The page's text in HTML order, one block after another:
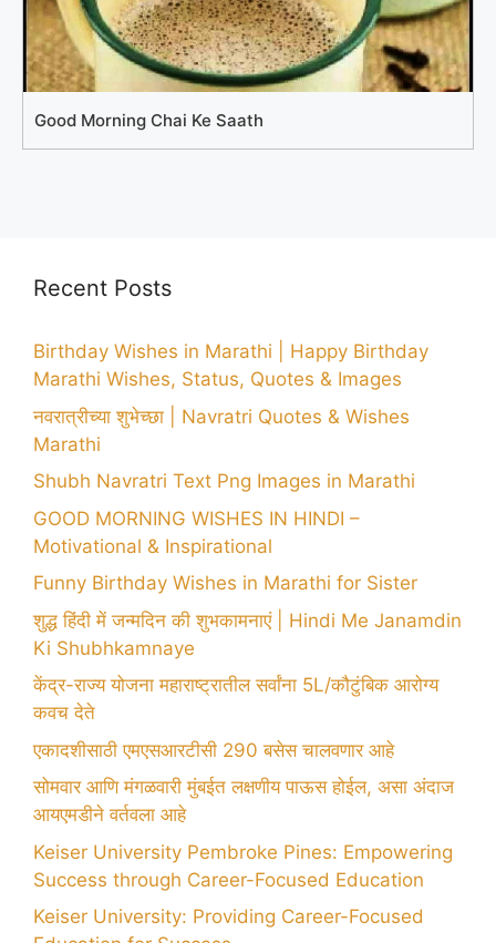
Good Morning Chai Ke Saath
Recent Posts
Birthday Wishes in Marathi | Happy Birthday
Marathi Wishes, Status, Quotes & Images
नवरात्रीच्या शुभेच्छा | Navratri Quotes & Wishes
Marathi
Shubh Navratri Text Png Images in Marathi
GOOD MORNING WISHES IN HINDI –
Motivational & Inspirational
Funny Birthday Wishes in Marathi for Sister
शुद्ध हिंदी में जन्मदिन की शुभकामनाएं | Hindi Me Janamdin
Ki Shubhkamnaye
केंद्र-राज्य योजना महाराष्ट्रातील सर्वांना 5L/कौटुंबिक आरोग्य
कवच देते
एकादशीसाठी एमएसआरटीसी 290 बसेस चालवणार आहे
सोमवार आणि मंगळवारी मुंबईत लक्षणीय पाऊस होईल, असा अंदाज
आयएमडीने वर्तवला आहे
Keiser University Pembroke Pines: Empowering
Success through Career-Focused Education
Keiser University: Providing Career-Focused